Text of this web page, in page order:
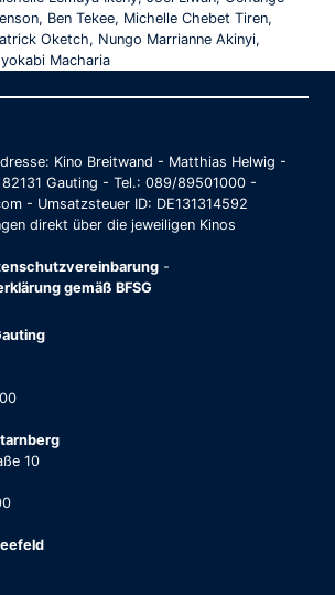
Ben Tekee, Michelle Chebet Tiren,
Oketch, Nungo Marrianne Akinyi,
Macharia
Kino Breitwand - Matthias Helwig -
Gauting - Tel.: 089/89501000 -
- Umsatzsteuer ID: DE131314592
direkt über die jeweiligen Kinos
-
gemäß BFSG
10